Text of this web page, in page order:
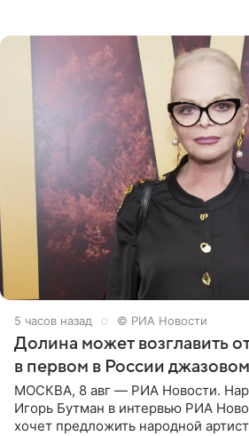
5 часов назад © РИА Новости
Долина может возглавить
в первом в России
МОСКВА, 8 авг — РИА Новости.
Игорь Бутман в интервью РИА
хочет предложить народной